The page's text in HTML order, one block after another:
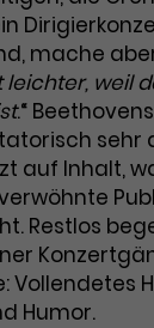
/
1 Jahr
Cookie
die
mache
leichter, weil
.“
sehr
auf Inhalt,
Restlos
Vollendetes
Humor.